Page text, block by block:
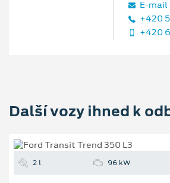
E‑mail
+420
+420
Další vozy ihned k
2 l 96 kW